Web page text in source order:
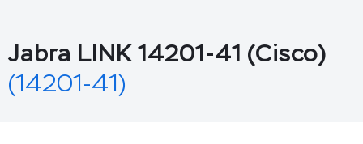
Jabra LINK 14201-41 (Cisco)
(14201-41)